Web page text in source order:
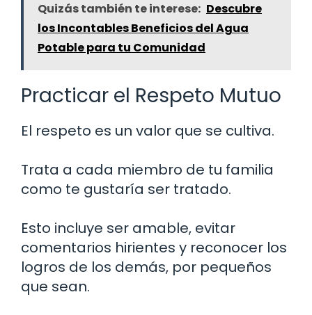
Quizás también te interese: Descubre
los Incontables Beneficios del Agua
Potable para tu Comunidad
Practicar el Respeto Mutuo
El respeto es un valor que se cultiva.
Trata a cada miembro de tu familia
como te gustaría ser tratado.
Esto incluye ser amable, evitar
comentarios hirientes y reconocer los
logros de los demás, por pequeños
que sean.